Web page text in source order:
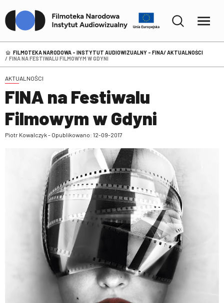
FILMOTEKA NARODOWA – INSTYTUT AUDIOWIZUALNY - FINA AKTUALNOŚCI
FINA NA FESTIWALU FILMOWYM W GDYNI
AKTUALNOŚCI
FINA na Festiwalu
Filmowym w Gdyni
Piotr Kowalczyk - Opublikowano: 12-09-2017